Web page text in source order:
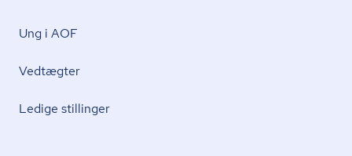
Ung i AOF
Vedtægter
Ledige stillinger